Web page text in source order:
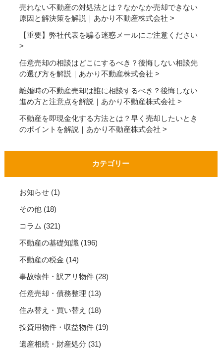
売れない不動産の対処法とは？なかなか売却できない
原因と解決策を解説｜あかり不動産株式会社
【重要】弊社代表を騙る迷惑メールにご注意ください
任意売却の相談はどこにするべき？後悔しない相談先
の選び方を解説｜あかり不動産株式会社
離婚時の不動産売却は誰に相談するべき？後悔しない
進め方と注意点を解説｜あかり不動産株式会社
不動産を即現金化する方法とは？早く売却したいとき
のポイントを解説｜あかり不動産株式会社
カテゴリー
お知らせ(1)
その他(18)
コラム (321)
不動産の基礎知識(196)
不動産の税金 (14)
事故物件・訳アリ物件(28)
任意売却・債務整理 (13)
住み替え・買い替え (18)
投資用物件・収益物件(19)
遺産相続・財産処分 (31)